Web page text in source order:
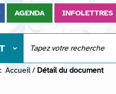
AGENDA INFOLETTRES
Accueil / Détail du document